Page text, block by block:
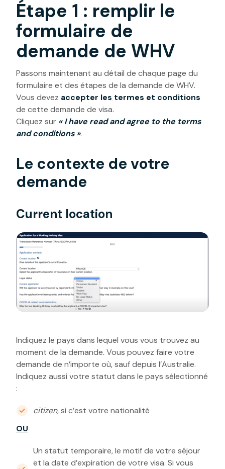
Étape 1 : remplir le
formulaire de
demande de WHV
Passons maintenant au détail de chaque page du
formulaire et des étapes de la demande de WHV.
Vous devez accepter les termes et conditions
de cette demande de visa.
Cliquez sur « I have read and agree to the terms
and conditions ».
Le contexte de votre
demande
Current location
Indiquez le pays dans lequel vous vous trouvez au
moment de la demande. Vous pouvez faire votre
demande de n’importe où, sauf depuis l’Australie.
Indiquez aussi votre statut dans le pays sélectionné
:
citizen, si c’est votre nationalité
OU
Un statut temporaire, le motif de votre séjour
et la date d’expiration de votre visa. Si vous